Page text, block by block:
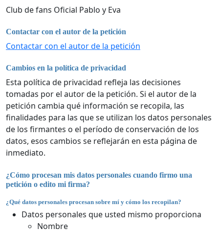
Club de fans Oficial Pablo y Eva
Contactar con el autor de la petición
Contactar con el autor de la petición
Cambios en la política de privacidad
Esta política de privacidad refleja las decisiones
tomadas por el autor de la petición. Si el autor de la
petición cambia qué información se recopila, las
finalidades para las que se utilizan los datos personales
de los firmantes o el período de conservación de los
datos, esos cambios se reflejarán en esta página de
inmediato.
¿Cómo procesan mis datos personales cuando firmo una
petición o edito mi firma?
¿Qué datos personales procesan sobre mí y cómo los recopilan?
Datos personales que usted mismo proporciona
Nombre